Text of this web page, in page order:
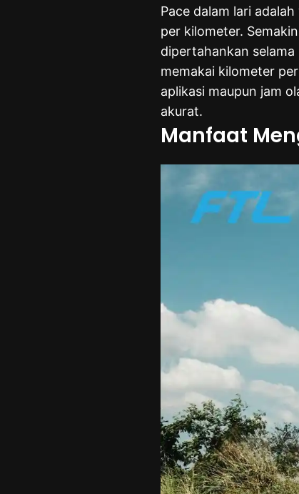
Pace dalam lari
per kilometer.
dipertahankan
memakai kilometer
aplikasi maupun jam
akurat.
Manfaat